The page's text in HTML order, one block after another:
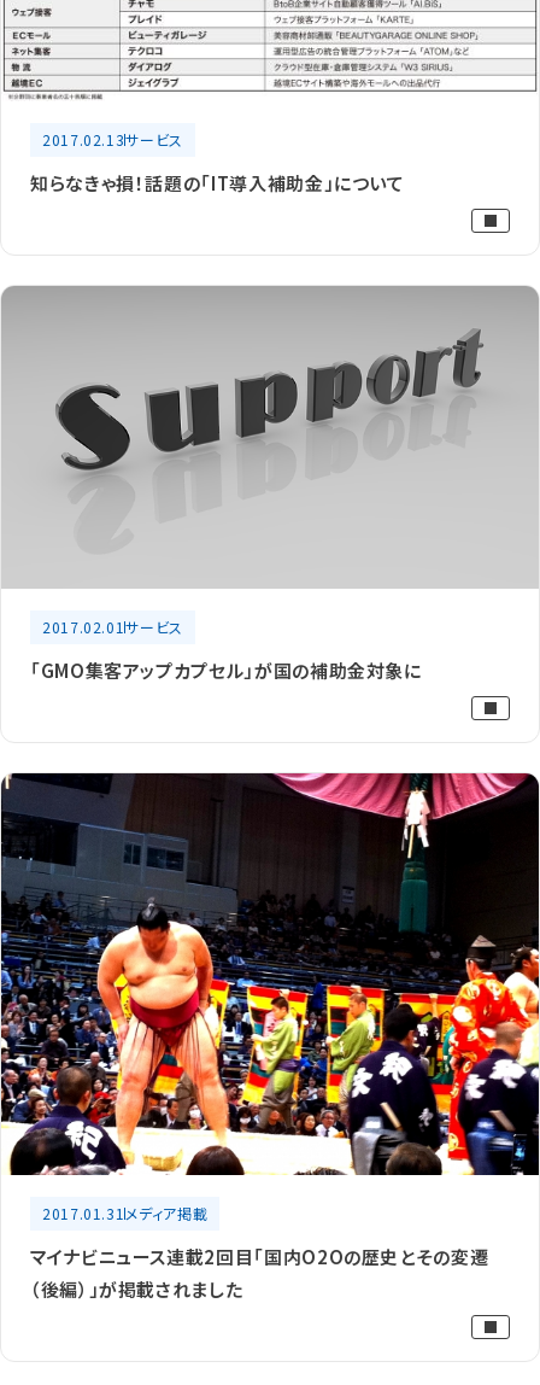
2017.02.13サービス
知らなきゃ損！話題の「IT導入補助金」について
2017.02.01サービス
「GMO集客アップカプセル」が国の補助金対象に
2017.01.31メディア掲載
マイナビニュース連載2回目「国内O2Oの歴史とその変遷
（後編）」が掲載されました